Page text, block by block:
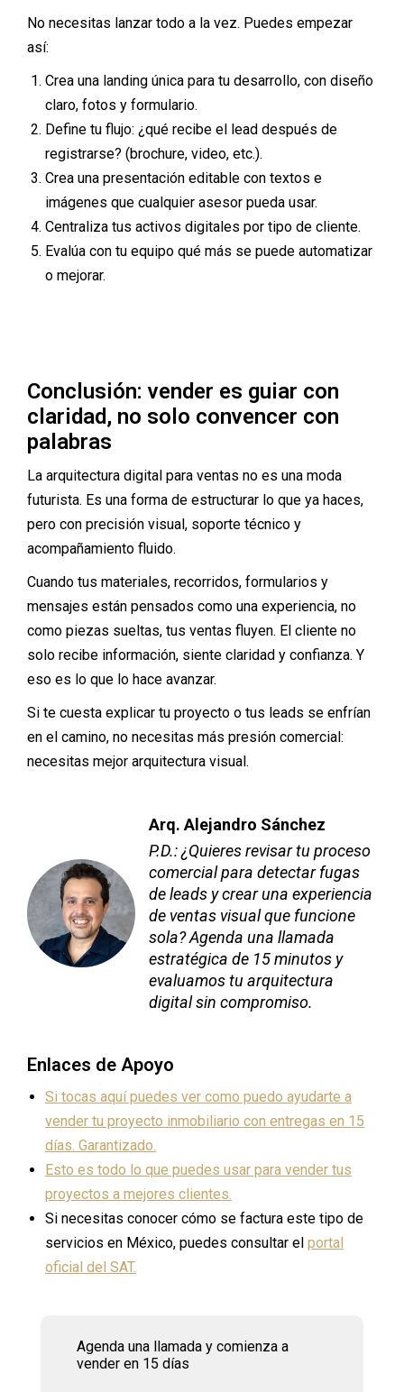
No necesitas lanzar todo a la vez. Puedes empezar
así:
Crea una landing única para tu desarrollo, con diseño
claro, fotos y formulario.
Define tu flujo: ¿qué recibe el lead después de
registrarse? (brochure, video, etc.).
Crea una presentación editable con textos e
imágenes que cualquier asesor pueda usar.
Centraliza tus activos digitales por tipo de cliente.
Evalúa con tu equipo qué más se puede automatizar
o mejorar.
Conclusión: vender es guiar con
claridad, no solo convencer con
palabras
La arquitectura digital para ventas no es una moda
futurista. Es una forma de estructurar lo que ya haces,
pero con precisión visual, soporte técnico y
acompañamiento fluido.
Cuando tus materiales, recorridos, formularios y
mensajes están pensados como una experiencia, no
como piezas sueltas, tus ventas fluyen. El cliente no
solo recibe información, siente claridad y confianza. Y
eso es lo que lo hace avanzar.
Si te cuesta explicar tu proyecto o tus leads se enfrían
en el camino, no necesitas más presión comercial:
necesitas mejor arquitectura visual.
Arq. Alejandro Sánchez
P.D.: ¿Quieres revisar tu proceso
comercial para detectar fugas
de leads y crear una experiencia
de ventas visual que funcione
sola? Agenda una llamada
estratégica de 15 minutos y
evaluamos tu arquitectura
digital sin compromiso.
Enlaces de Apoyo
Si tocas aquí puedes ver como puedo ayudarte a
vender tu proyecto inmobiliario con entregas en 15
días. Garantizado.
Esto es todo lo que puedes usar para vender tus
proyectos a mejores clientes.
Si necesitas conocer cómo se factura este tipo de
servicios en México, puedes consultar el portal
oficial del SAT.
Agenda una llamada y comienza a
vender en 15 días